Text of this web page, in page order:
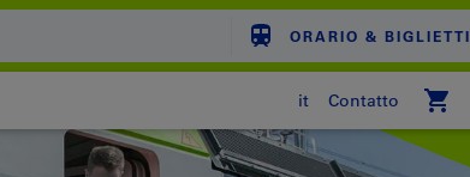
ORARIO & BIGLIETTI
it
Contatto
Il carrello è vuoto